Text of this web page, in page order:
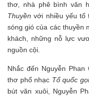
thơ, nhà phê bình văn
Thuyền với nhiều yếu tố
sóng gió của các thuyền
khách, những nỗ lực
nguồn cội.
Nhắc đến Nguyễn
thơ phổ nhạc Tổ quốc
bút văn xuôi, Nguyễn